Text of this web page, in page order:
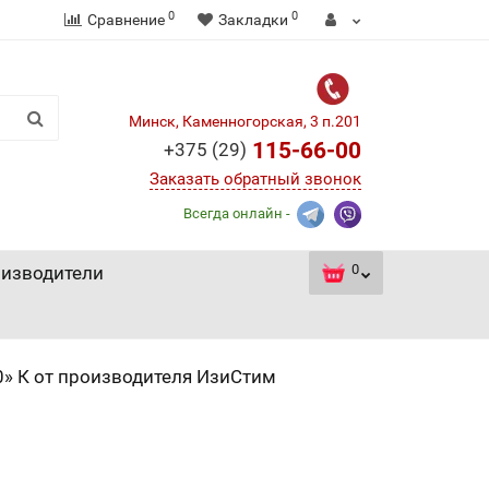
Сравнение 0 Закладки 0
Минск, Каменногорская, 3 п.201
+375 (29) 115-66-00
Заказать обратный звонок
Всегда онлайн -
0
К от производителя ИзиСтим